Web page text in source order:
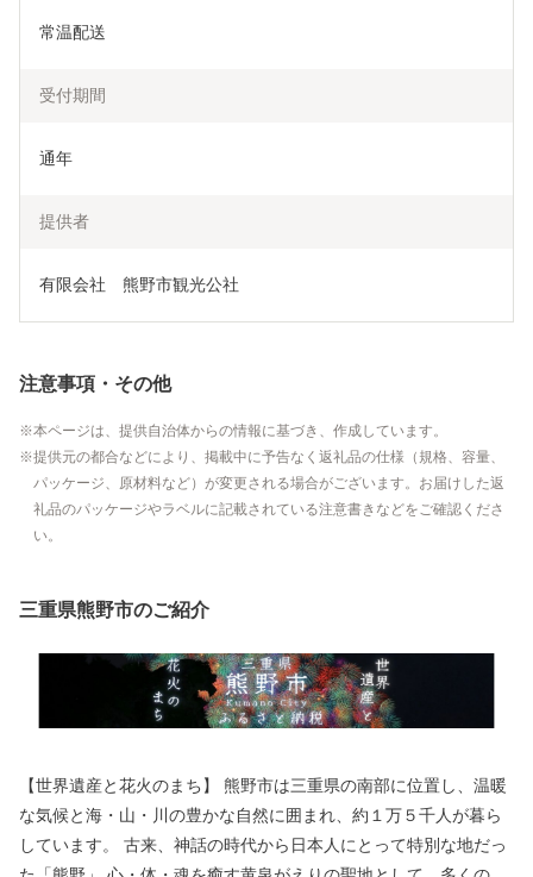
常温配送
受付期間
通年
提供者
有限会社　熊野市観光公社
注意事項・その他
本ページは、提供自治体からの情報に基づき、作成しています。
提供元の都合などにより、掲載中に予告なく返礼品の仕様（規格、容量、
パッケージ、原材料など）が変更される場合がございます。お届けした返
礼品のパッケージやラベルに記載されている注意書きなどをご確認くださ
い。
三重県熊野市のご紹介
【世界遺産と花火のまち】 熊野市は三重県の南部に位置し、温暖
な気候と海・山・川の豊かな自然に囲まれ、約１万５千人が暮ら
しています。 古来、神話の時代から日本人にとって特別な地だっ